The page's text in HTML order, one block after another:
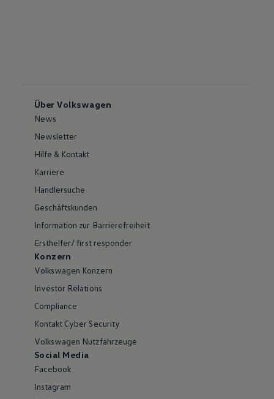
Über Volkswagen
News
Newsletter
Hilfe & Kontakt
Karriere
Händlersuche
Geschäftskunden
Information zur Barrierefreiheit
Ersthelfer/ first responder
Konzern
Volkswagen Konzern
Investor Relations
Compliance
Kontakt Cyber Security
Volkswagen Nutzfahrzeuge
Social Media
Facebook
Instagram